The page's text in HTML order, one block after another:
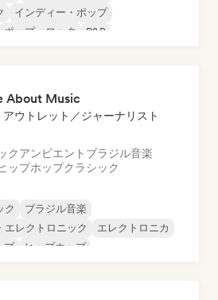
インディー・ポップ
ポップ・ロック R&B
About Music
アウトレット／ジャーナリスト
クアンビエント ブラジル音楽
ップホップクラシック
ク
ブラジル音楽
エレクトロニック
エレクトロニカ
プ
ヒップホップ